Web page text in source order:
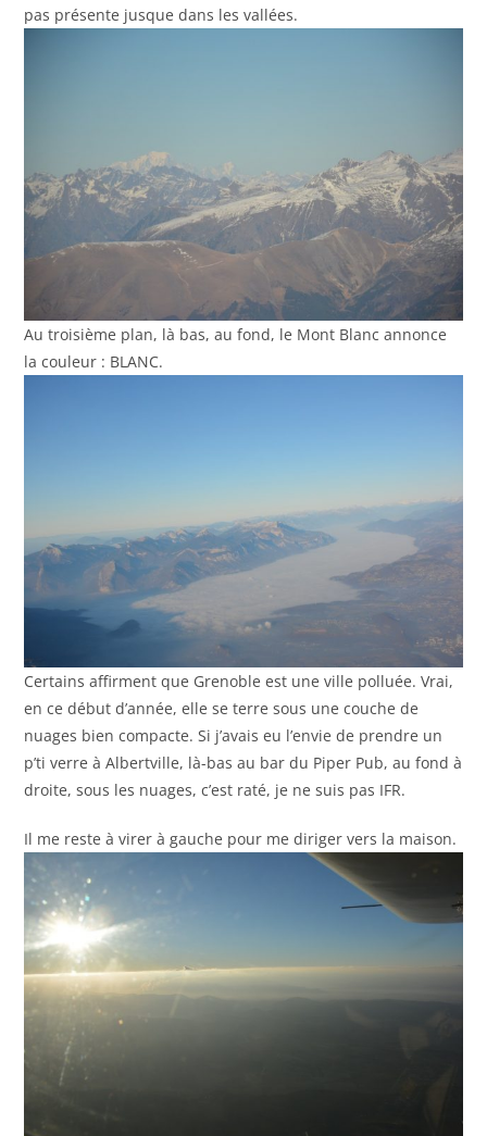
pas présente jusque dans les vallées.
Au troisième plan, là bas, au fond, le Mont Blanc annonce
la couleur : BLANC.
Certains affirment que Grenoble est une ville polluée. Vrai,
en ce début d’année, elle se terre sous une couche de
nuages bien compacte. Si j’avais eu l’envie de prendre un
p’ti verre à Albertville, là-bas au bar du Piper Pub, au fond à
droite, sous les nuages, c’est raté, je ne suis pas IFR.
Il me reste à virer à gauche pour me diriger vers la maison.